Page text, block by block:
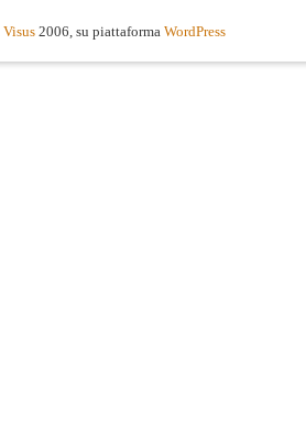
Visus 2006, su piattaforma WordPress